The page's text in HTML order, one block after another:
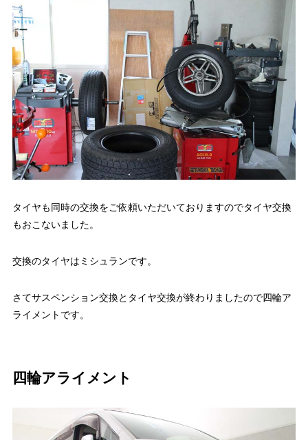
タイヤも同時の交換をご依頼いただいておりますのでタイヤ交換
もおこないました。
交換のタイヤはミシュランです。
さてサスペンション交換とタイヤ交換が終わりましたので四輪ア
ライメントです。
四輪アライメント